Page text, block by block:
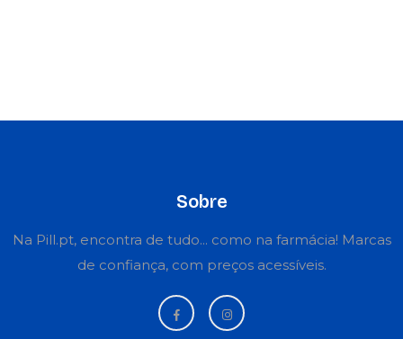
Sobre
Na Pill.pt, encontra de tudo... como na farmácia! Marcas
de confiança, com preços acessíveis.